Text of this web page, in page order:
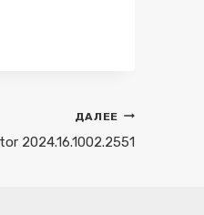
ДАЛЕЕ
2024.16.1002.2551